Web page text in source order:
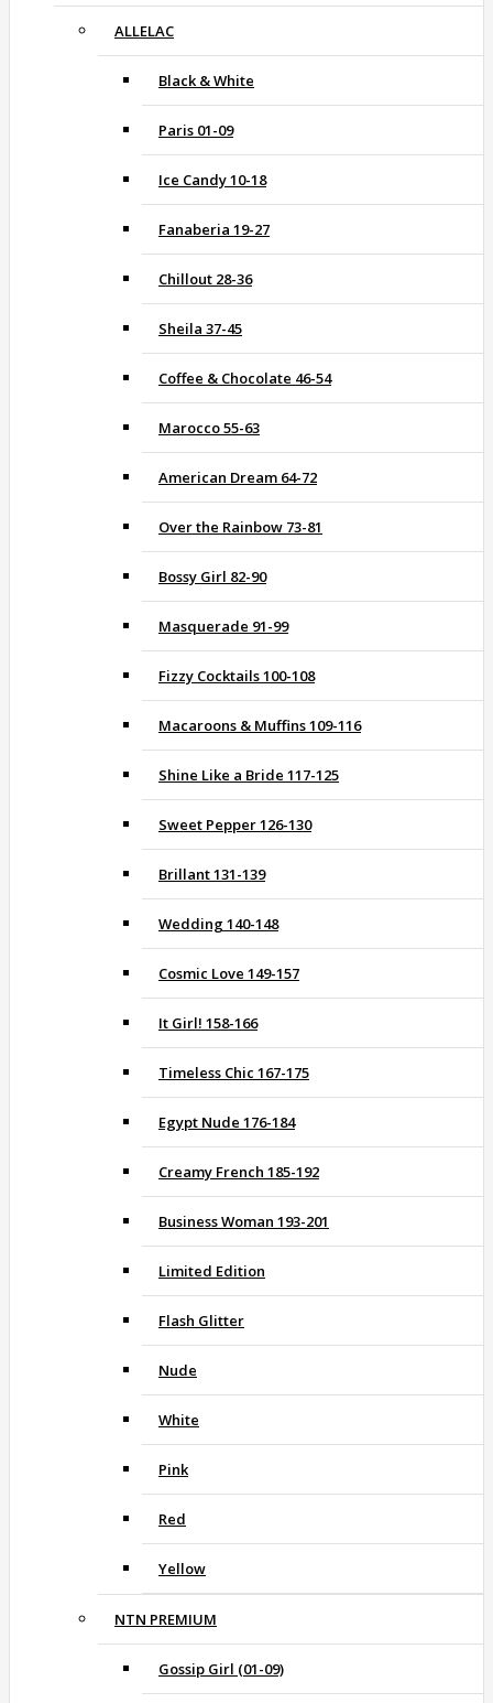
ALLELAC
Black & White
Paris 01-09
Ice Candy 10-18
Fanaberia 19-27
Chillout 28-36
Sheila 37-45
Coffee & Chocolate 46-54
Marocco 55-63
American Dream 64-72
Over the Rainbow 73-81
Bossy Girl 82-90
Masquerade 91-99
Fizzy Cocktails 100-108
Macaroons & Muffins 109-116
Shine Like a Bride 117-125
Sweet Pepper 126-130
Brillant 131-139
Wedding 140-148
Cosmic Love 149-157
It Girl! 158-166
Timeless Chic 167-175
Egypt Nude 176-184
Creamy French 185-192
Business Woman 193-201
Limited Edition
Flash Glitter
Nude
White
Pink
Red
Yellow
NTN PREMIUM
Gossip Girl (01-09)